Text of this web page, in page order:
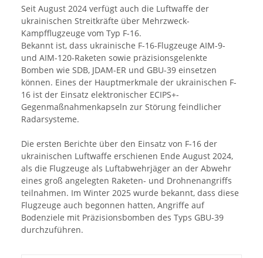
Seit August 2024 verfügt auch die Luftwaffe der
ukrainischen Streitkräfte über Mehrzweck-
Kampfflugzeuge vom Typ F-16.
Bekannt ist, dass ukrainische F-16-Flugzeuge AIM-9-
und AIM-120-Raketen sowie präzisionsgelenkte
Bomben wie SDB, JDAM-ER und GBU-39 einsetzen
können. Eines der Hauptmerkmale der ukrainischen F-
16 ist der Einsatz elektronischer ECIPS+-
Gegenmaßnahmenkapseln zur Störung feindlicher
Radarsysteme.
Die ersten Berichte über den Einsatz von F-16 der
ukrainischen Luftwaffe erschienen Ende August 2024,
als die Flugzeuge als Luftabwehrjäger an der Abwehr
eines groß angelegten Raketen- und Drohnenangriffs
teilnahmen. Im Winter 2025 wurde bekannt, dass diese
Flugzeuge auch begonnen hatten, Angriffe auf
Bodenziele mit Präzisionsbomben des Typs GBU-39
durchzuführen.